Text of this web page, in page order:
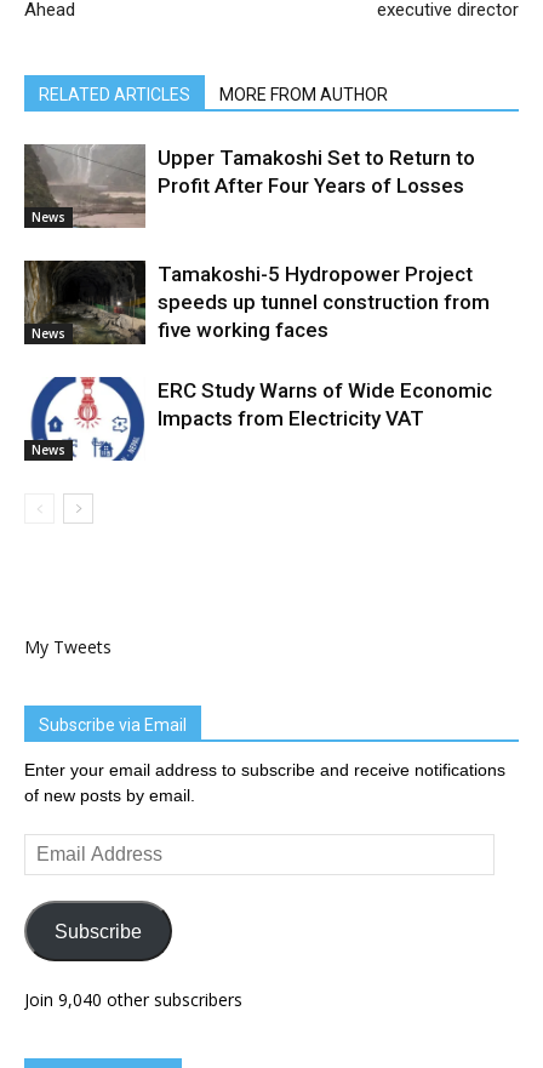
Ahead
executive director
RELATED ARTICLES MORE FROM AUTHOR
News
Upper Tamakoshi Set to Return to
Profit After Four Years of Losses
News
Tamakoshi-5 Hydropower Project
speeds up tunnel construction from
five working faces
News
ERC Study Warns of Wide Economic
Impacts from Electricity VAT
My Tweets
Subscribe via Email
Enter your email address to subscribe and receive notifications
of new posts by email.
Email
Address
Subscribe
Join 9,040 other subscribers